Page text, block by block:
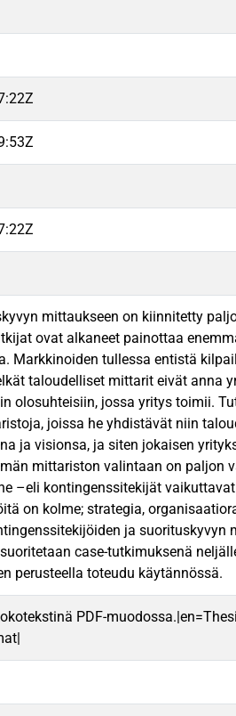
mittaukseen on kiinnitetty
ovat alkaneet painottaa
Markkinoiden tullessa entistä
taloudelliset mittarit eivät anna
olosuhteisiin, jossa yritys toimii.
joissa he yhdistävät niin
ja visionsa, ja siten jokaisen
mittariston valintaan on paljon
–eli kontingenssitekijät
on kolme; strategia,
ja
case-tutkimuksenä
perusteella toteudu käytännössä.
PDF-